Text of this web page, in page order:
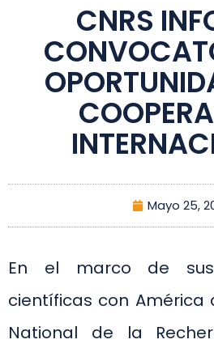
CNRS
Mayo 25,
En el marco de sus
científicas con América
National de la